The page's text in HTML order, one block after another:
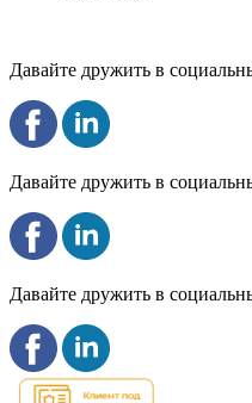
Давайте дружить в
Давайте дружить в
Давайте дружить в